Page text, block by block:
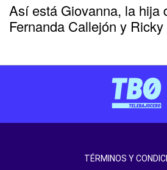
Así está Giovanna, la hija
Fernanda Callejón y
TÉRMINOS Y